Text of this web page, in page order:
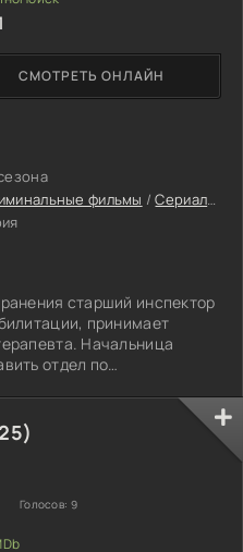
фильмы /Сериалы
старший инспектор
принимает
Начальница
отдел по
расследования.
СМОТРЕТЬ ОНЛАЙН
Голосов: 9